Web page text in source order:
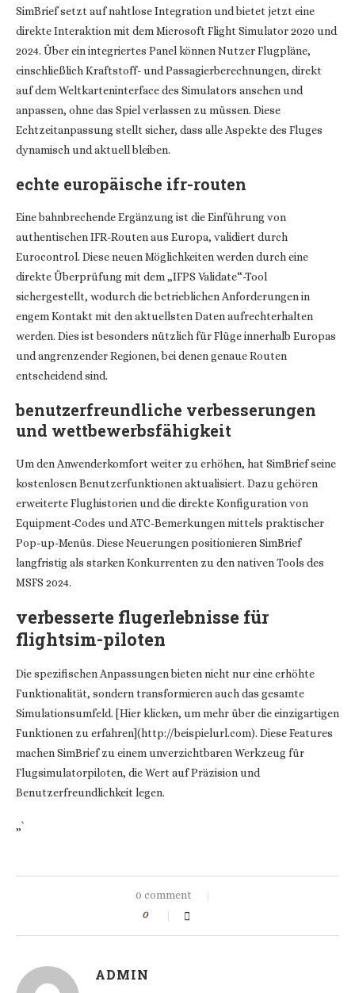
SimBrief setzt auf nahtlose Integration und bietet jetzt eine
direkte Interaktion mit dem Microsoft Flight Simulator 2020 und
2024. Über ein integriertes Panel können Nutzer Flugpläne,
einschließlich Kraftstoff- und Passagierberechnungen, direkt
auf dem Weltkarteninterface des Simulators ansehen und
anpassen, ohne das Spiel verlassen zu müssen. Diese
Echtzeitanpassung stellt sicher, dass alle Aspekte des Fluges
dynamisch und aktuell bleiben.
echte europäische ifr-routen
Eine bahnbrechende Ergänzung ist die Einführung von
authentischen IFR-Routen aus Europa, validiert durch
Eurocontrol. Diese neuen Möglichkeiten werden durch eine
direkte Überprüfung mit dem „IFPS Validate“-Tool
sichergestellt, wodurch die betrieblichen Anforderungen in
engem Kontakt mit den aktuellsten Daten aufrechterhalten
werden. Dies ist besonders nützlich für Flüge innerhalb Europas
und angrenzender Regionen, bei denen genaue Routen
entscheidend sind.
benutzerfreundliche verbesserungen
und wettbewerbsfähigkeit
Um den Anwenderkomfort weiter zu erhöhen, hat SimBrief seine
kostenlosen Benutzerfunktionen aktualisiert. Dazu gehören
erweiterte Flughistorien und die direkte Konfiguration von
Equipment-Codes und ATC-Bemerkungen mittels praktischer
Pop-up-Menüs. Diese Neuerungen positionieren SimBrief
langfristig als starken Konkurrenten zu den nativen Tools des
MSFS 2024.
verbesserte flugerlebnisse für
flightsim-piloten
Die spezifischen Anpassungen bieten nicht nur eine erhöhte
Funktionalität, sondern transformieren auch das gesamte
Simulationsumfeld. [Hier klicken, um mehr über die einzigartigen
Funktionen zu erfahren](http://beispielurl.com). Diese Features
machen SimBrief zu einem unverzichtbaren Werkzeug für
Flugsimulatorpiloten, die Wert auf Präzision und
Benutzerfreundlichkeit legen.
„`
0 comment
0
ADMIN